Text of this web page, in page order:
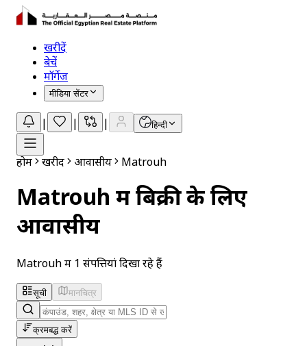
खरीदें
बेचें
मॉर्गेज
मीडिया सेंटर
हिन्दी
होम खरीदें आवासीय Matrouh
Matrouh में बिक्री के लिए
आवासीय
Matrouh में 1 संपत्तियां दिखा रहे हैं
सूची मानचित्र
क्रमबद्ध करें